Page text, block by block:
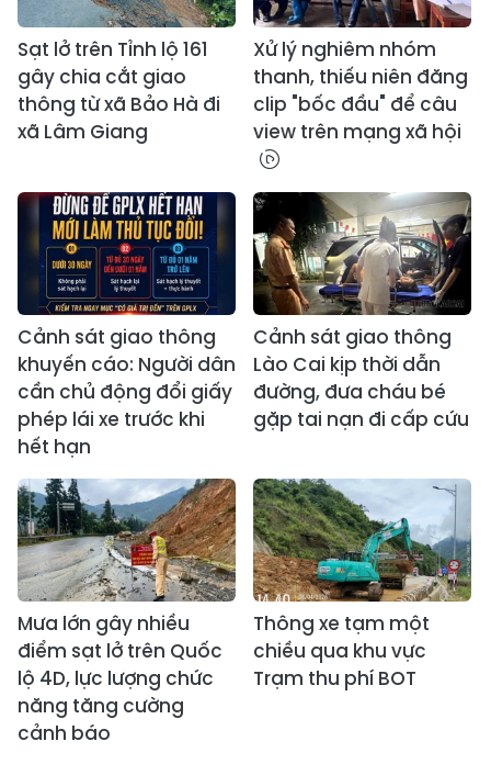
Sạt lở trên Tỉnh lộ 161
gây chia cắt giao
thông từ xã Bảo Hà đi
xã Lâm Giang
Xử lý nghiêm nhóm
thanh, thiếu niên đăng
clip "bốc đầu" để câu
view trên mạng xã hội
Cảnh sát giao thông
khuyến cáo: Người dân
cần chủ động đổi giấy
phép lái xe trước khi
hết hạn
Cảnh sát giao thông
Lào Cai kịp thời dẫn
đường, đưa cháu bé
gặp tai nạn đi cấp cứu
Mưa lớn gây nhiều
điểm sạt lở trên Quốc
lộ 4D, lực lượng chức
năng tăng cường
cảnh báo
Thông xe tạm một
chiều qua khu vực
Trạm thu phí BOT